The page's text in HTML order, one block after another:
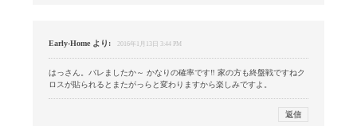
Early-Home より: 2016年1月13日 3:44 PM
はっさん。バレましたか～ かなりの確率です‼ 家の方も終盤戦ですねク
ロスが貼られるとまたがっらと変わりますから楽しみですよ。
返信